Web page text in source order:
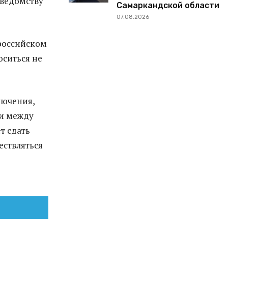
не
между
сдать
Самаркандской области
07.08.2026